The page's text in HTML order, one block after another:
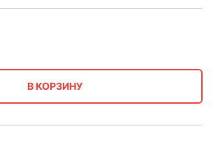
В КОРЗИНУ